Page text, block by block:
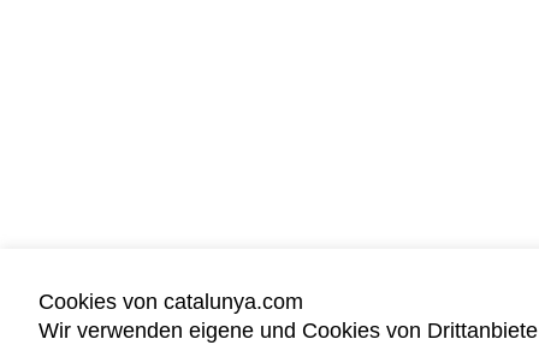
Cookies von catalunya.com
Wir verwenden eigene und Cookies von